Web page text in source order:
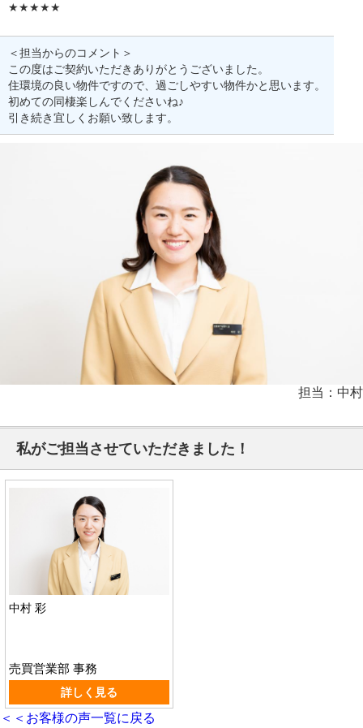
★★★★★
＜担当からのコメント＞
この度はご契約いただきありがとうございました。
住環境の良い物件ですので、過ごしやすい物件かと思います。
初めての同棲楽しんでくださいね♪
引き続き宜しくお願い致します。
担当：中村
私がご担当させていただきました！
中村 彩
売買営業部 事務
詳しく見る
＜＜お客様の声一覧に戻る